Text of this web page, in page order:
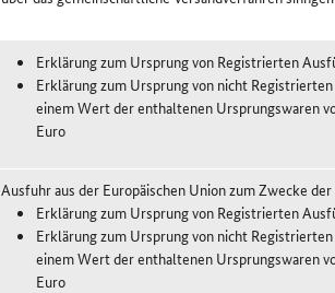
Erklärung zum Ursprung von Registrierten
Erklärung zum Ursprung von nicht
einem Wert der enthaltenen Ursprungswaren
Euro
Ausfuhr aus der Europäischen Union zum Zwecke
Erklärung zum Ursprung von Registrierten
Erklärung zum Ursprung von nicht
einem Wert der enthaltenen Ursprungswaren
Euro